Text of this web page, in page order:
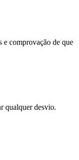
e comprovação de que
qualquer desvio.